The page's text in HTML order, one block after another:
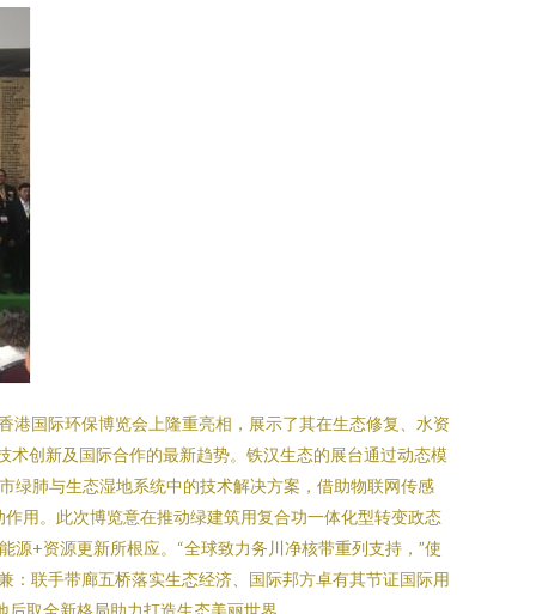
港国际环保博览会上隆重亮相，展示了其在生态修复、水资
创新及国际合作的最新趋势。铁汉生态的展台通过动态模
绿肺与生态湿地系统中的技术解决方案，借助物联网传感
用。此次博览意在推动绿建筑用复合功一体化型转变政态
+资源更新所根应。“全球致力务川净核带重列支持，”使
：联手带廊五桥落实生态经济、国际邦方卓有其节证国际用
取全新格局助力打造生态美丽世界。